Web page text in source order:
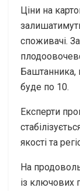
Ціни на
споживачі.
Баштанника,
буде по 10.
Експерти
якості та
На
із ключових